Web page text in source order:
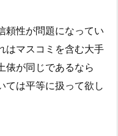
頼性が問題になってい
はマスコミを含む大手
俵が同じであるなら
ては平等に扱って欲し